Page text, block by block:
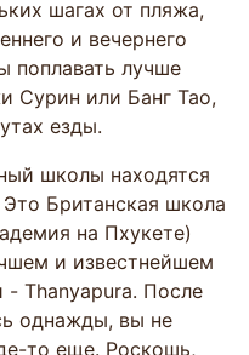
шагах от пляжа,
и вечернего
поплавать лучше
Сурин или Банг Тао,
езды.
школы находятся
Британская школа
на Пхукете)
и известнейшем
- Thanyapura. После
однажды, вы не
то еще. Роскошь,